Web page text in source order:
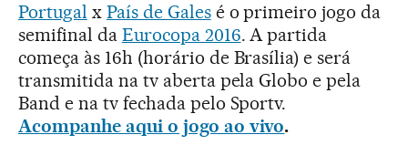
Portugal x País de Galesé o primeiro jogo da
semifinal da Eurocopa 2016. A partida
começa às 16h (horário de Brasília) e será
transmitida na tv aberta pela Globo e pela
Band e na tv fechada pelo Sportv.
Acompanhe aqui o jogo ao vivo.